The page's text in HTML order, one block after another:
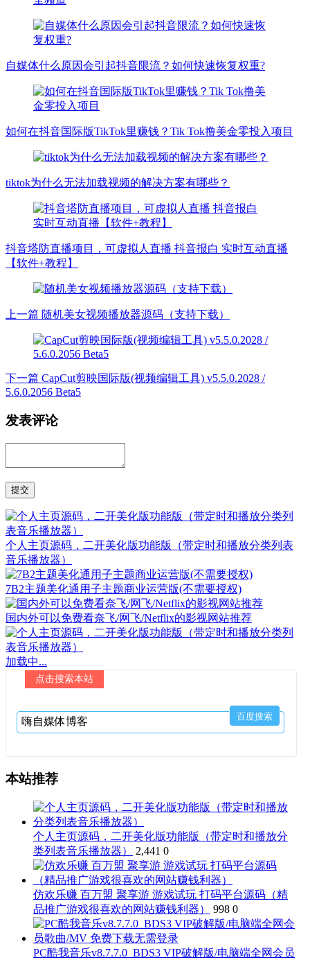
自媒体什么原因会引起抖音限流？如何快速恢复权重?
如何在抖音国际版TikTok里赚钱？Tik Tok撸美金零投入项目
tiktok为什么无法加载视频的解决方案有哪些？
抖音塔防直播项目，可虚拟人直播 抖音报白 实时互动直播
【软件+教程】
上一篇 随机美女视频播放器源码（支持下载）
下一篇 CapCut剪映国际版(视频编辑工具) v5.5.0.2028 /
5.6.0.2056 Beta5
发表评论
个人主页源码，二开美化版功能版（带定时和播放分类列表
音乐播放器）
7B2主题美化通用子主题商业运营版(不需要授权)
国内外可以免费看奈飞/网飞/Netflix的影视网站推荐
加载中...
点击搜索本站
本站推荐
个人主页源码，二开美化版功能版（带定时和播放分
类列表音乐播放器）
2,441 0
仿欢乐赚 百万盟 聚享游 游戏试玩 打码平台源码（精
品推广游戏很喜欢的网站赚钱利器）
998 0
PC酷我音乐v8.7.7.0_BDS3 VIP破解版/电脑端全网会员